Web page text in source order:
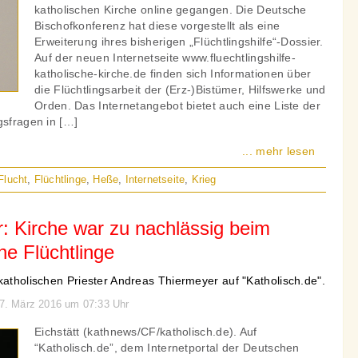
katholischen Kirche online gegangen. Die Deutsche
Bischofkonferenz hat diese vorgestellt als eine
Erweiterung ihres bisherigen „Flüchtlingshilfe“-Dossier.
Auf der neuen Internetseite www.fluechtlingshilfe-
katholische-kirche.de finden sich Informationen über
die Flüchtlingsarbeit der (Erz-)Bistümer, Hilfswerke und
Orden. Das Internetangebot bietet auch eine Liste der
in […]
... mehr lesen
, Flüchtlinge, Heße, Internetseite, Krieg
Kirche war zu nachlässig beim
Flüchtlinge
Priester Andreas Thiermeyer auf "Katholisch.de".
März 2016 um 07:33 Uhr
Eichstätt (kathnews/CF/katholisch.de). Auf
“Katholisch.de”, dem Internetportal der Deutschen